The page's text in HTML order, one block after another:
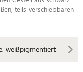
teils verschiebbaren
weißpigmentiert